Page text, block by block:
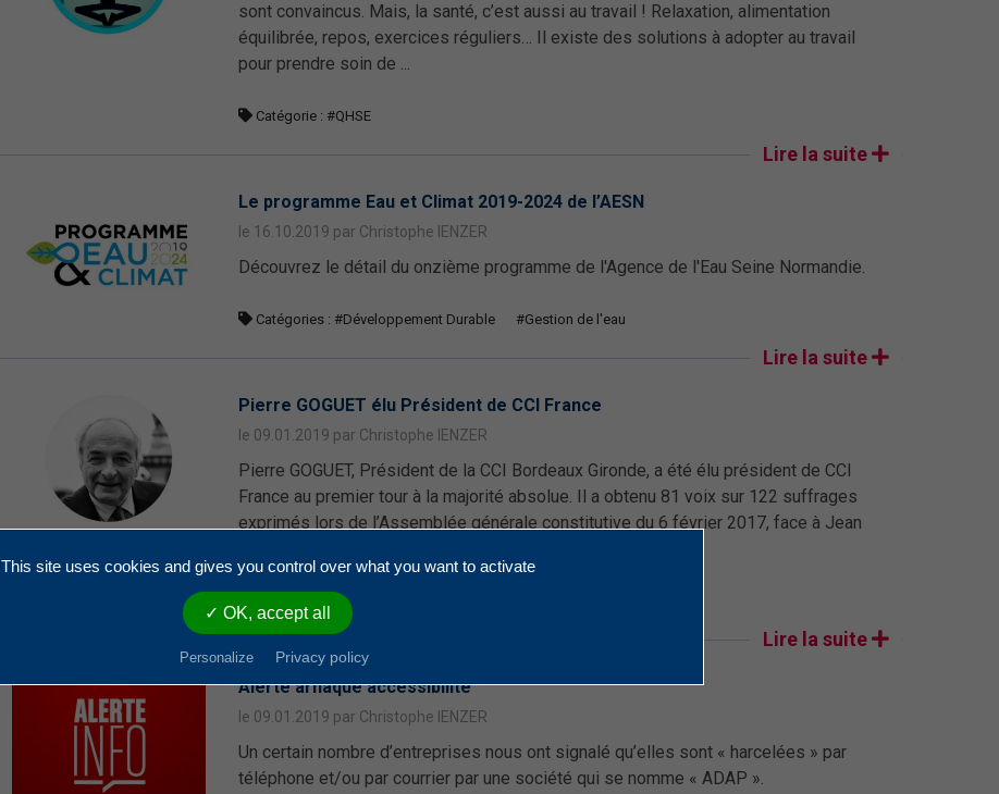
sont convaincus. Mais, la santé, c’est aussi au travail ! Relaxation, alimentation
équilibrée, repos, exercices réguliers… Il existe des solutions à adopter au travail
pour prendre soin de ...
Catégorie : #QHSE
Lire la suite
Le programme Eau et Climat 2019-2024 de l’AESN
le 16.10.2019 par Christophe IENZER
Découvrez le détail du onzième programme de l'Agence de l'Eau Seine Normandie.
Catégories : #Développement Durable #Gestion de l'eau
Lire la suite
Pierre GOGUET élu Président de CCI France
le 09.01.2019 par Christophe IENZER
Pierre GOGUET, Président de la CCI Bordeaux Gironde, a été élu président de CCI
France au premier tour à la majorité absolue. Il a obtenu 81 voix sur 122 suffrages
exprimés lors de l’Assemblée générale constitutive du 6 février 2017, face à Jean
#Informations officielles
Lire la suite
Alerte arnaque accessibilité
le 09.01.2019 par Christophe IENZER
Un certain nombre d’entreprises nous ont signalé qu’elles sont « harcelées » par
téléphone et/ou par courrier par une société qui se nomme « ADAP ».
This site uses cookies and gives you control over what you want to activate
✓ OK, accept all
Personalize Privacy policy